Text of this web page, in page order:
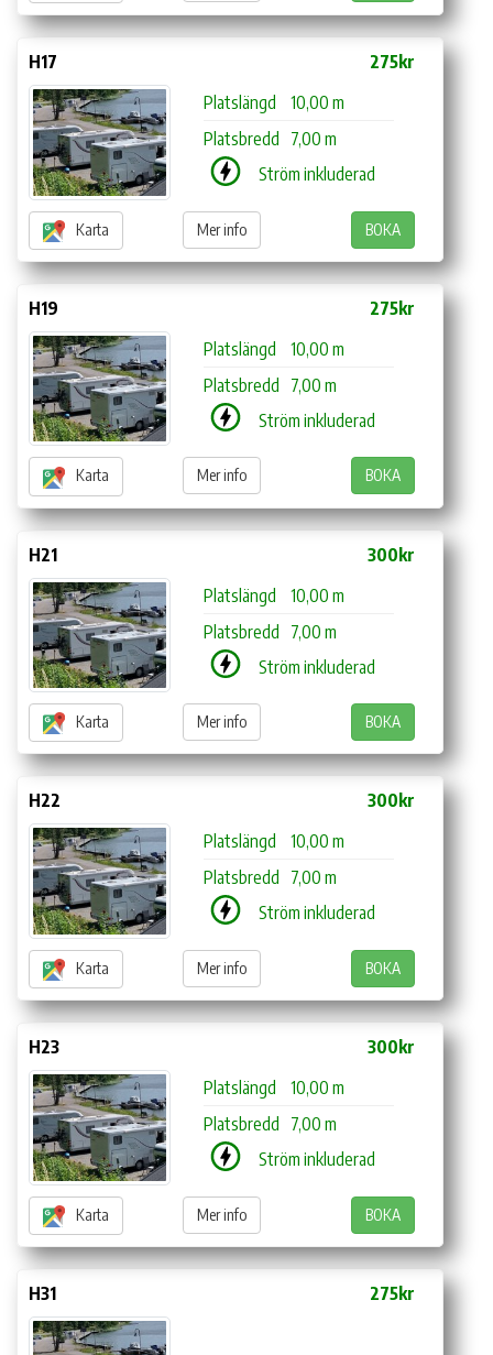
H17
275kr
Platslängd
10,00 m
Platsbredd 7,00 m
Ström inkluderad
Karta Mer info BOKA
H19
275kr
Platslängd
10,00 m
Platsbredd 7,00 m
Ström inkluderad
Karta Mer info BOKA
H21
300kr
Platslängd
10,00 m
Platsbredd 7,00 m
Ström inkluderad
Karta Mer info BOKA
H22
300kr
Platslängd
10,00 m
Platsbredd
7,00 m
Ström inkluderad
Karta Mer info BOKA
H23
300kr
Platslängd
10,00 m
Platsbredd
7,00 m
Ström inkluderad
Karta Mer info BOKA
H31 275kr